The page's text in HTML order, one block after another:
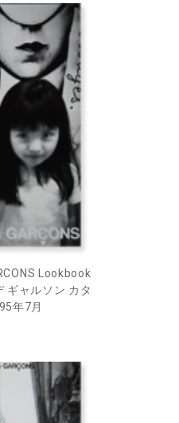
Lookbook
ギャルソン カタ
年7月